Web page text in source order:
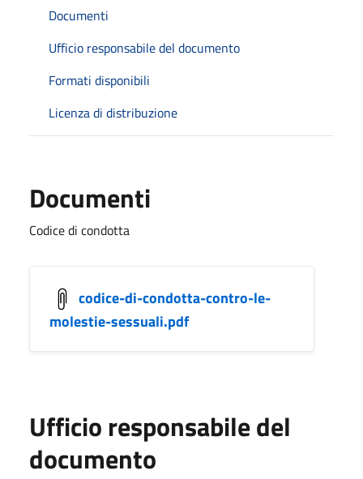
Documenti
Ufficio responsabile del documento
Formati disponibili
Licenza di distribuzione
Documenti
Codice di condotta
codice-di-condotta-contro-le-
molestie-sessuali.pdf
Ufficio responsabile del
documento